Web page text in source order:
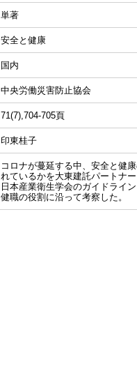
単著
安全と健康
国内
中央労働災害防止協会
71(7),704-705頁
印東桂子
コロナが蔓延する中、安全と健
れているかを大東建託パートナ
日本産業衛生学会のガイドライ
健職の役割に沿って考察した。